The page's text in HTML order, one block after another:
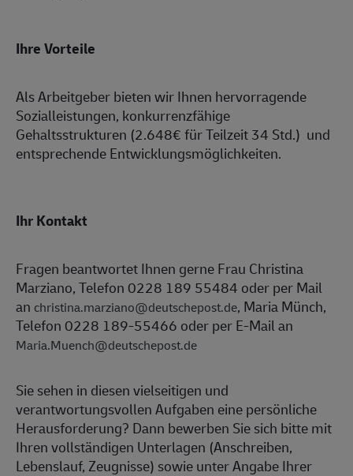
Ihre Vorteile
Als Arbeitgeber bieten wir Ihnen hervorragende
Sozialleistungen, konkurrenzfähige
Gehaltsstrukturen (2.648€ für Teilzeit 34 Std.) und
entsprechende Entwicklungsmöglichkeiten.
Ihr Kontakt
Fragen beantwortet Ihnen gerne Frau Christina
Marziano, Telefon 0228 189 55484 oder per Mail
an christina.marziano@deutschepost.de, Maria Münch,
Telefon 0228 189-55466 oder per E-Mail an
Maria.Muench@deutschepost.de
Sie sehen in diesen vielseitigen und
verantwortungsvollen Aufgaben eine persönliche
Herausforderung? Dann bewerben Sie sich bitte mit
Ihren vollständigen Unterlagen (Anschreiben,
Lebenslauf, Zeugnisse) sowie unter Angabe Ihrer